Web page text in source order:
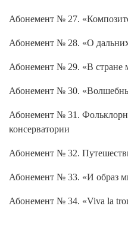
Абонемент № 27.
Абонемент № 28. «О
Абонемент № 29. «В стране
Абонемент № 30.
Абонемент № 31.
консерватории
Абонемент № 32.
Абонемент № 33. «И образ
Абонемент № 34. «Viva la